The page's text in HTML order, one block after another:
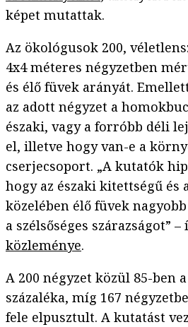
képet mutattak.
Az ökológusok 200,
4x4 méteres négyzetben
és élő füvek arányát.
az adott négyzet a
északi, vagy a forróbb déli
el, illetve hogy van-e a
cserjecsoport. „A kutatók
hogy az északi kitettségű és
közelében élő füvek
a szélsőséges szárazságot”
közleménye.
A 200 négyzet közül 85-ben
százaléka, míg 167
fele elpusztult. A kutatást